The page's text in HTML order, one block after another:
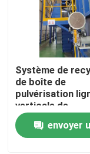
Visite d'usine
Contrôle de
Contactez-nous
Système de
de boîte de
pulvérisation
verticale de
revêtement en
haute
pour les profils
envoyer